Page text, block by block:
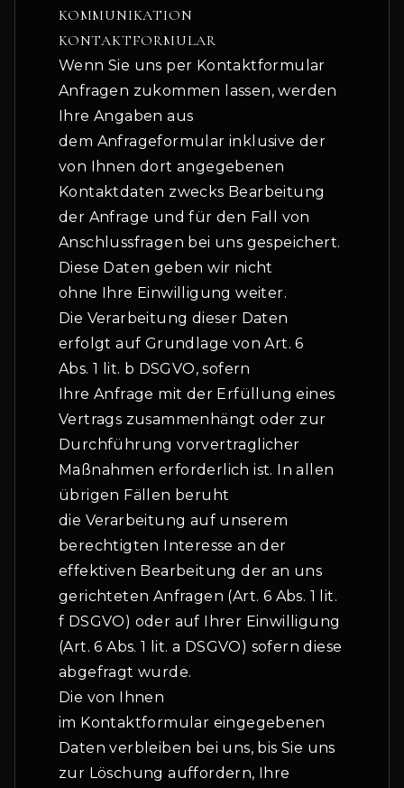
KOMMUNIKATION
KONTAKTFORMULAR
Wenn Sie uns per Kontaktformular
Anfragen zukommen lassen, werden
Ihre Angaben aus
dem Anfrageformular inklusive der
von Ihnen dort angegebenen
Kontaktdaten zwecks Bearbeitung
der Anfrage und für den Fall von
Anschlussfragen bei uns gespeichert.
Diese Daten geben wir nicht
ohne Ihre Einwilligung weiter.
Die Verarbeitung dieser Daten
erfolgt auf Grundlage von Art. 6
Abs. 1 lit. b DSGVO, sofern
Ihre Anfrage mit der Erfüllung eines
Vertrags zusammenhängt oder zur
Durchführung vorvertraglicher
Maßnahmen erforderlich ist. In allen
übrigen Fällen beruht
die Verarbeitung auf unserem
berechtigten Interesse an der
effektiven Bearbeitung der an uns
gerichteten Anfragen (Art. 6 Abs. 1 lit.
f DSGVO) oder auf Ihrer Einwilligung
(Art. 6 Abs. 1 lit. a DSGVO) sofern diese
abgefragt wurde.
Die von Ihnen
im Kontaktformular eingegebenen
Daten verbleiben bei uns, bis Sie uns
zur Löschung auffordern, Ihre